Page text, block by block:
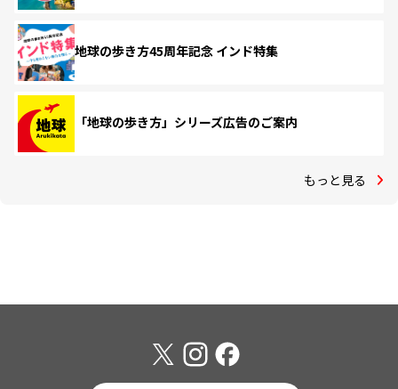
地球の歩き方45周年記念 インド特集
「地球の歩き方」シリーズ広告のご案内
もっと見る